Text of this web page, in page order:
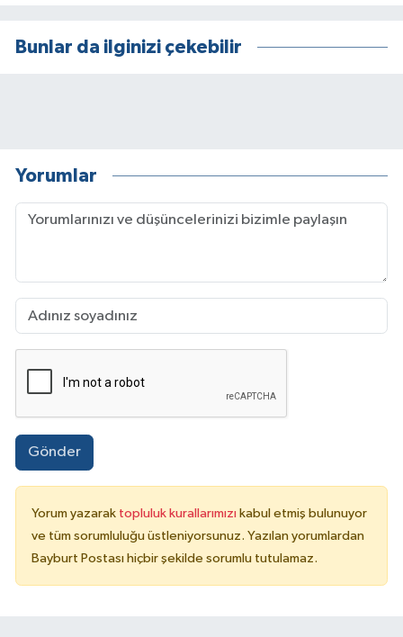
Bunlar da ilginizi çekebilir
Yorumlar
Gönder
Yorum yazarak topluluk kurallarımızı kabul etmiş bulunuyor
ve tüm sorumluluğu üstleniyorsunuz. Yazılan yorumlardan
Bayburt Postası hiçbir şekilde sorumlu tutulamaz.